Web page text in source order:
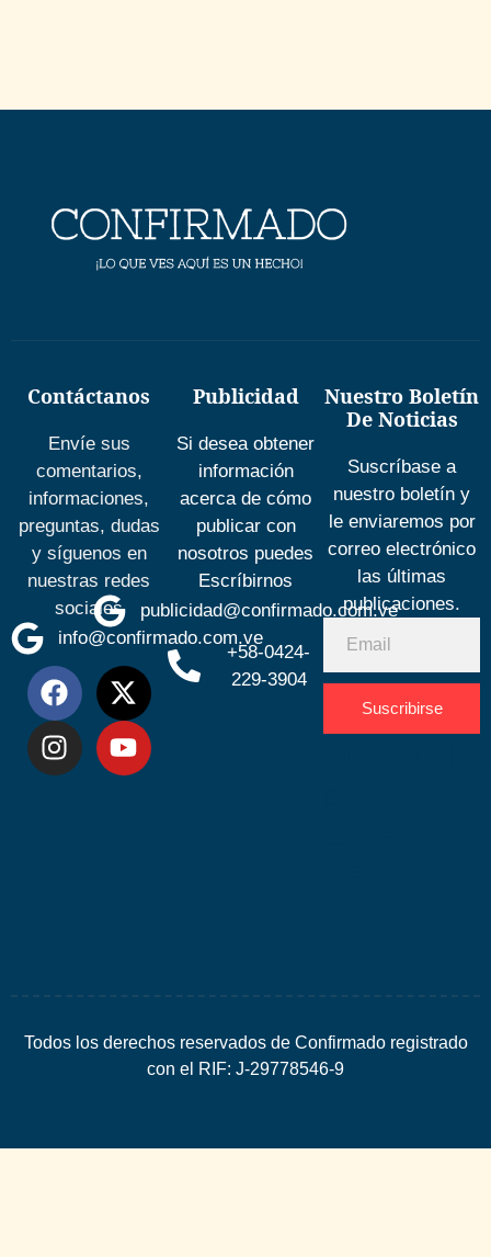
Contáctanos
Envíe sus
comentarios,
informaciones,
preguntas, dudas
y síguenos en
nuestras redes
sociales
info@confirmado.com.ve
Publicidad
Si desea obtener
información
acerca de cómo
publicar con
nosotros puedes
Escríbirnos
publicidad@confirmado.com.ve
+58-0424-
229-3904
Nuestro Boletín
De Noticias
Suscríbase a
nuestro boletín y
le enviaremos por
correo electrónico
las últimas
publicaciones.
Suscribirse
Todos los derechos reservados de Confirmado registrado
con el RIF: J-29778546-9